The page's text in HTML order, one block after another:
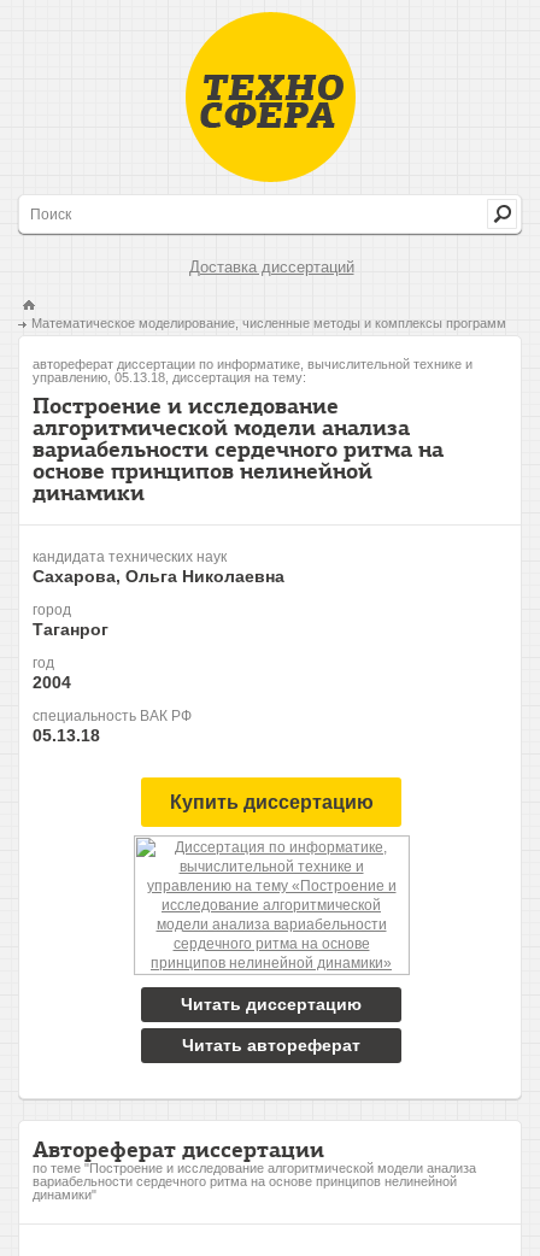
Доставка диссертаций
Математическое моделирование, численные методы и комплексы программ
автореферат диссертации по информатике, вычислительной технике и
управлению, 05.13.18, диссертация на тему:
Построение и исследование
алгоритмической модели анализа
вариабельности сердечного ритма на
основе принципов нелинейной
динамики
кандидата технических наук
Сахарова, Ольга Николаевна
город
Таганрог
год
2004
специальность ВАК РФ
05.13.18
Купить диссертацию
Читать диссертацию
Читать автореферат
Автореферат диссертации
по теме "Построение и исследование алгоритмической модели анализа
вариабельности сердечного ритма на основе принципов нелинейной
динамики"